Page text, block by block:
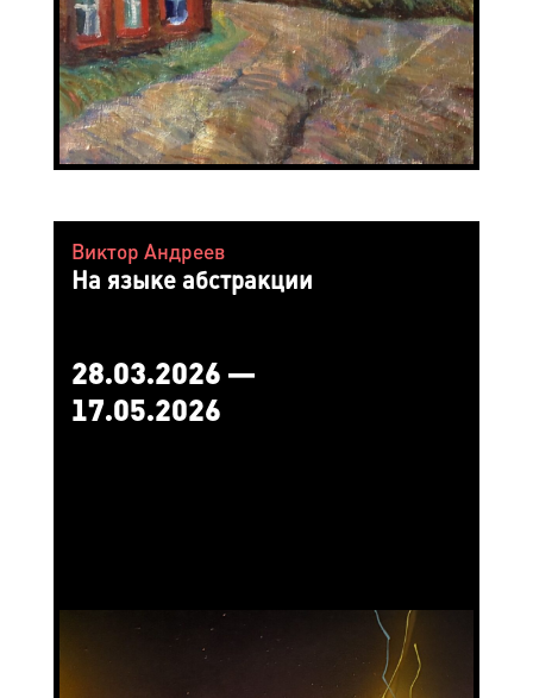
Виктор Андреев
На языке абстракции
28.03.2026 —
17.05.2026